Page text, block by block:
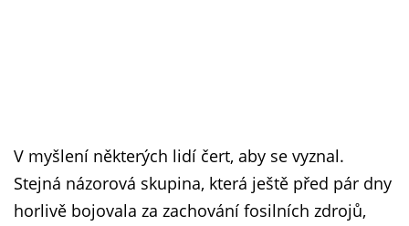
V myšlení některých lidí čert, aby se vyznal.
Stejná názorová skupina, která ještě před pár dny
horlivě bojovala za zachování fosilních zdrojů,